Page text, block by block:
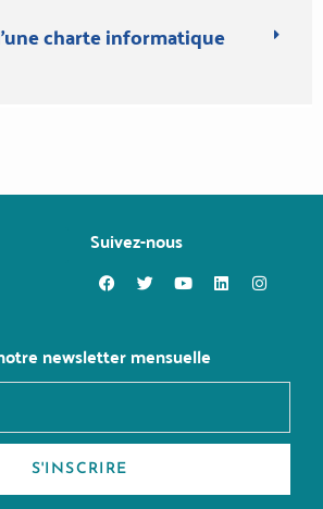
charte informatique
Suivez-nous
newsletter mensuelle
S'INSCRIRE